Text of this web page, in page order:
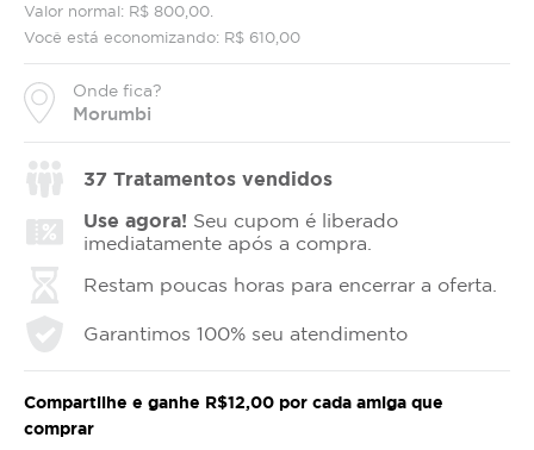
Valor normal: R$ 800,00.
Você está economizando: R$ 610,00
Onde fica?
Morumbi
37 Tratamentos vendidos
Use agora! Seu cupom é liberado
imediatamente após a compra.
Restam poucas horas para encerrar a oferta.
Garantimos 100% seu atendimento
Compartilhe e ganhe R$12,00 por cada amiga que
comprar